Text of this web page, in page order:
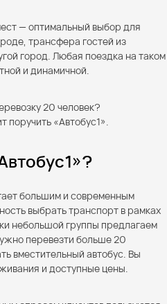
— оптимальный выбор для
трансфера гостей из
город. Любая поездка на таком
и динамичной.
20 человек?
поручить «Автобус1».
большим и современным
выбрать транспорт в рамках
небольшой группы предлагаем
перевезти больше 20
вместительный автобус. Вы
и доступные цены.